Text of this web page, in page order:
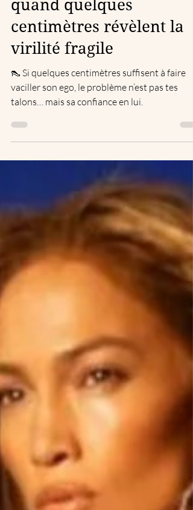
Talons hauts, égo à plat :
quand quelques
centimètres révèlent la
virilité fragile
👠 Si quelques centimètres suffisent à faire
talons… mais sa confiance en lui.